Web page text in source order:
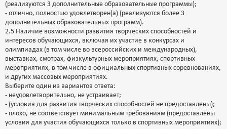
(реализуются 3 дополнительные образовательные программы);
- отлично, полностью удовлетворен(а) (реализуются более 3
дополнительных образовательных программ).
2.5 Наличие возможности развития творческих способностей и
интересов обучающихся, включая их участие в конкурсах и
олимпиадах (в том числе во всероссийских и международных),
выставках, смотрах, физкультурных мероприятиях, спортивных
мероприятиях, в том числе в официальных спортивных соревнованиях,
и других массовых мероприятиях.
Выберите один из вариантов ответа:
- неудовлетворительно, не устраивает;
- (условия для развития творческих способностей не предоставлены);
- плохо, не соответствует минимальным требованиям (предоставлены
условия для участия обучающихся только в спортивных мероприятиях);